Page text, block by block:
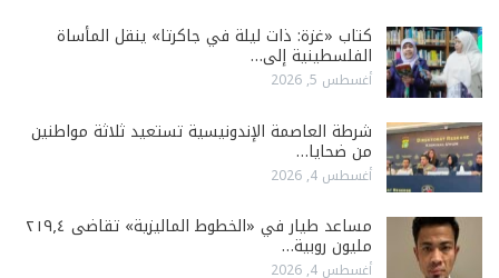
كتاب «غزة: ذات ليلة في جاكرتا» ينقل المأساة
الفلسطينية إلى…
أغسطس 5, 2026
شرطة العاصمة الإندونيسية تستعيد ثلاثة مواطنين
من ضحايا…
أغسطس 4, 2026
مساعد طيار في «الخطوط الماليزية» تقاضى ٢١٩٫٤
مليون روبية…
أغسطس 4, 2026